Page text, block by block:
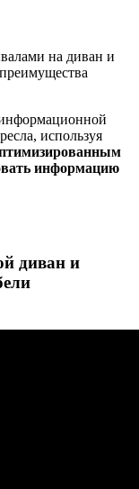
на диван и
используя
информацию
диван и